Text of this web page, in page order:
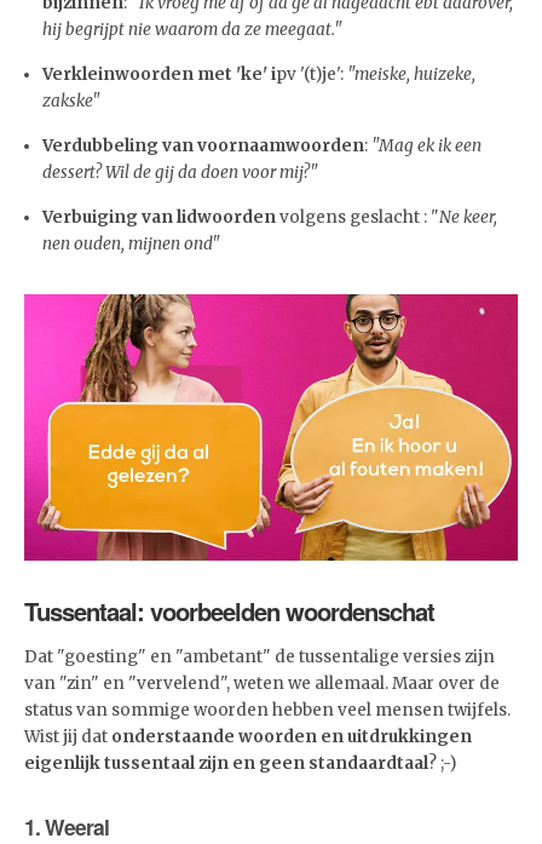
hij begrijpt nie waarom da ze meegaat."
Verkleinwoorden met 'ke' ipv '(t)je': "meiske, huizeke,
zakske"
Verdubbeling van voornaamwoorden: "Mag ek ik een
dessert? Wil de gij da doen voor mij?"
Verbuiging van lidwoordenvolgens geslacht : "Ne keer,
nen ouden, mijnen ond"
Tussentaal: voorbeelden woordenschat
Dat "goesting" en "ambetant" de tussentalige versies zijn
van "zin" en "vervelend", weten we allemaal. Maar over de
status van sommige woorden hebben veel mensen twijfels.
Wist jij dat onderstaande woorden en uitdrukkingen
eigenlijktussentaal zijn en geen standaardtaal? ;-)
1. Weeral